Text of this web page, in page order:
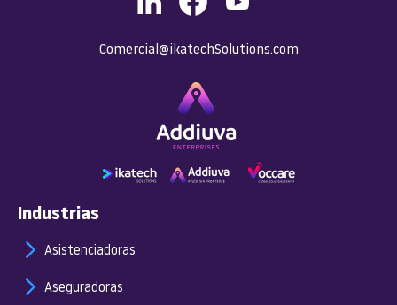
Comercial@ikatechSolutions.com
Industrias
Asistenciadoras
Aseguradoras